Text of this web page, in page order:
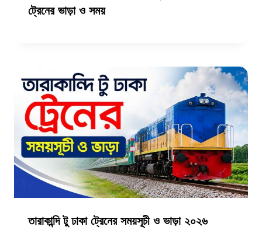
ট্রেনের ভাড়া ও সময়
তারাকান্দি টু ঢাকা ট্রেনের সময়সূচী ও ভাড়া ২০২৬